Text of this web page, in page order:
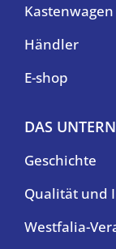
Kastenwagen
Händler
E-shop
DAS
Geschichte
Qualität und
Westfalia-